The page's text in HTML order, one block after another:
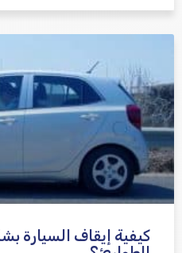
كيفية إيقاف السيارة